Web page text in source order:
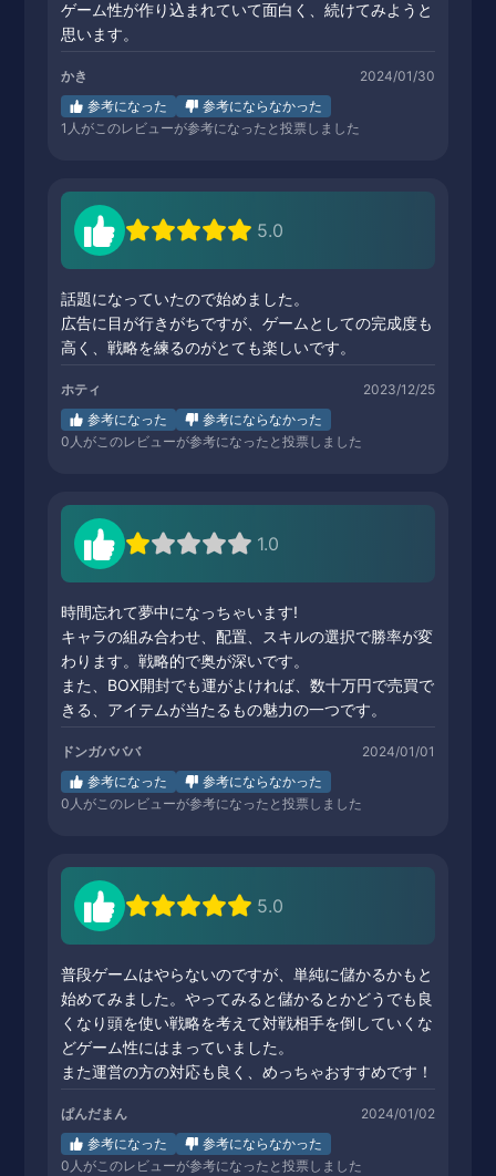
ゲーム性が作り込まれていて面白く、続けてみようと
思います。
かき
2024/01/30
参考になった
参考にならなかった
1 人がこのレビューが参考になったと投票しました
5.0
話題になっていたので始めました。
広告に目が行きがちですが、ゲームとしての完成度も
高く、戦略を練るのがとても楽しいです。
ホティ
2023/12/25
参考になった
参考にならなかった
0 人がこのレビューが参考になったと投票しました
1.0
時間忘れて夢中になっちゃいます!
キャラの組み合わせ、配置、スキルの選択で勝率が変
わります。戦略的で奥が深いです。
また、BOX開封でも運がよければ、数十万円で売買で
きる、アイテムが当たるもの魅力の一つです。
ドンガバババ
2024/01/01
参考になった
参考にならなかった
0 人がこのレビューが参考になったと投票しました
5.0
普段ゲームはやらないのですが、単純に儲かるかもと
始めてみました。やってみると儲かるとかどうでも良
くなり頭を使い戦略を考えて対戦相手を倒していくな
どゲーム性にはまっていました。
また運営の方の対応も良く、めっちゃおすすめです！
ぱんだまん
2024/01/02
参考になった
参考にならなかった
0 人がこのレビューが参考になったと投票しました